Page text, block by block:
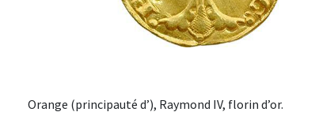
Orange (principauté d’), Raymond IV, florin d’or.